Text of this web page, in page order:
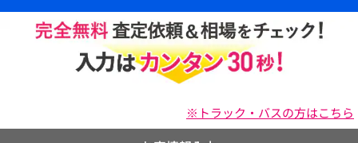
※トラック・バスの方はこちら